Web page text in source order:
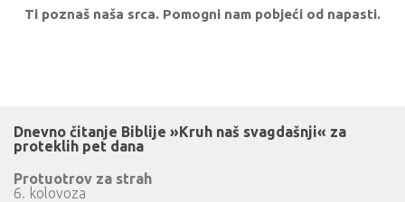
Ti poznaš naša srca. Pomogni nam pobjeći od napasti.
Dnevno čitanje Biblije »Kruh naš svagdašnji« za
proteklih pet dana
Protuotrov za strah
6. kolovoza